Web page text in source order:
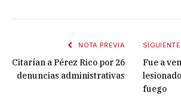
NOTA PREVIA
Citarían a Pérez Rico por 26
denuncias administrativas
Fue a
fuego